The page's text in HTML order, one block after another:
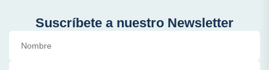
Suscríbete a nuestro Newsletter